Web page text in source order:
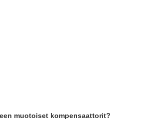
muotoiset kompensaattorit?